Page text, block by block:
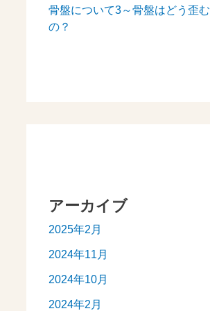
骨盤について3～骨盤はどう歪む
の？
アーカイブ
2025年2月
2024年11月
2024年10月
2024年2月